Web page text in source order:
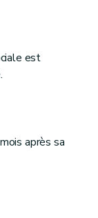
est
après sa